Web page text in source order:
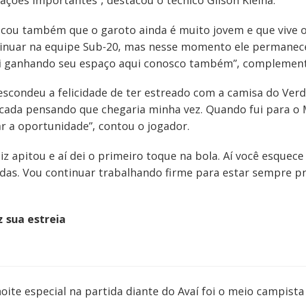
também que o garoto ainda é muito jovem e que vive
na equipe Sub-20, mas nesse momento ele
seu espaço aqui conosco também”,
a felicidade de ter estreado com a camisa do
pensando que chegaria minha vez. Quando fui para o
a oportunidade”, contou o jogador.
apitou e aí dei o primeiro toque na bola. Aí você
Vou continuar trabalhando firme para estar sempre
sua estreia
especial na partida diante do Avaí foi o meio campista